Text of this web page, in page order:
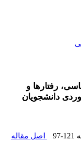
رفتارها و
دانشجویان
97-121
اصل مقاله